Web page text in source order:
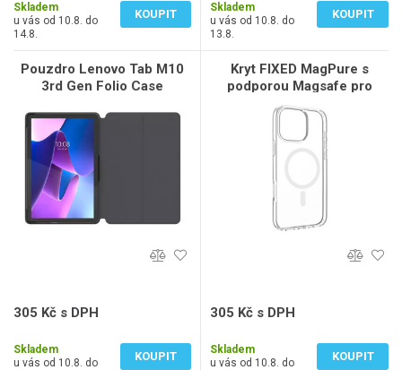
Skladem
u vás od 10.8. do
14.8.
KOUPIT
Skladem
u vás od 10.8. do
13.8.
KOUPIT
Pouzdro Lenovo Tab M10
3rd Gen Folio Case
305 Kč s DPH
Skladem
u vás od 10.8. do
KOUPIT
Kryt FIXED MagPure s
podporou Magsafe pro
Apple iPhone 16 Pro Max,
čirý
305 Kč s DPH
Skladem
u vás od 10.8. do
KOUPIT